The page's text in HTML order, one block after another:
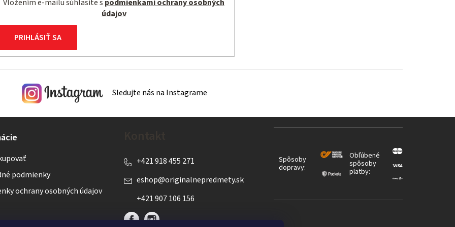
Vložením e-mailu súhlasíte s podmienkami ochrany osobných
údajov
PRIHLÁSIŤ SA
Sledujte nás na Instagrame
podmienky
ochrany osobných údajov
eshop@originalnepredmety.sk
+421 918 455 271
+421 907 106 156
Spôsoby
dopravy:
Obľúbené
spôsoby
platby: